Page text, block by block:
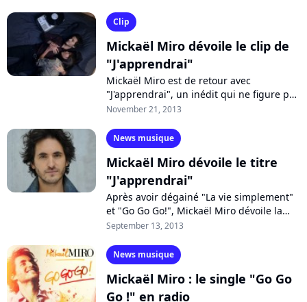
Clip
Mickaël Miro dévoile le clip de
"J'apprendrai"
Mickaël Miro est de retour avec
"J'apprendrai", un inédit qui ne figure par
sur son dernier album et dont le clip
November 21, 2013
News musique
Mickaël Miro dévoile le titre
"J'apprendrai"
Après avoir dégainé "La vie simplement"
et "Go Go Go!", Mickaël Miro dévoile la
chanson "J'apprendrai", interprétée pour
September 13, 2013
News musique
Mickaël Miro : le single "Go Go
Go !" en radio